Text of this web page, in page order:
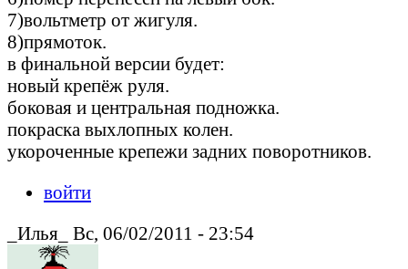
7)вольтметр от жигуля.
8)прямоток.
в финальной версии будет:
новый крепёж руля.
боковая и центральная подножка.
покраска выхлопных колен.
укороченные крепежи задних поворотников.
войти
_Илья_ Вс, 06/02/2011 - 23:54